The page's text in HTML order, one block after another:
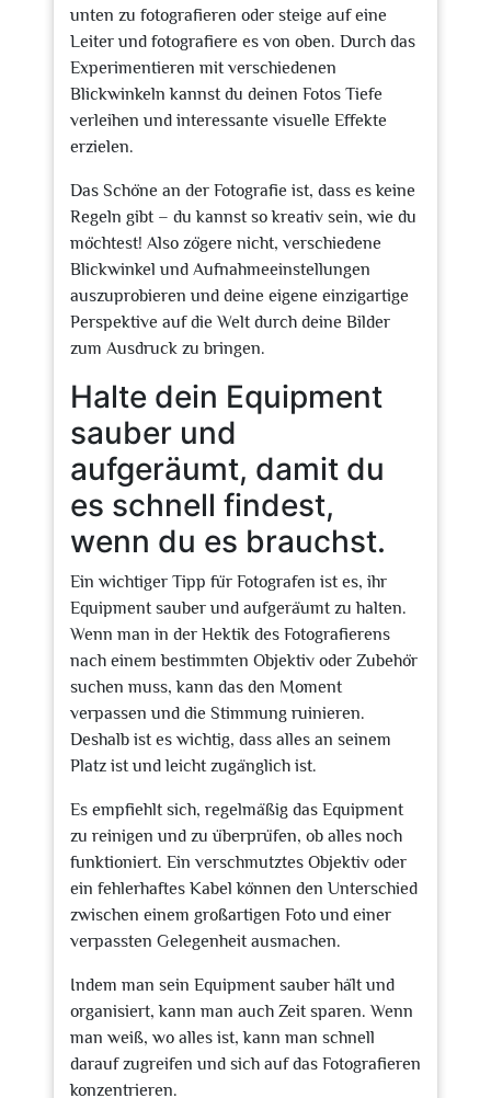
unten zu fotografieren oder steige auf eine
Leiter und fotografiere es von oben. Durch das
Experimentieren mit verschiedenen
Blickwinkeln kannst du deinen Fotos Tiefe
verleihen und interessante visuelle Effekte
erzielen.
Das Schöne an der Fotografie ist, dass es keine
Regeln gibt – du kannst so kreativ sein, wie du
möchtest! Also zögere nicht, verschiedene
Blickwinkel und Aufnahmeeinstellungen
auszuprobieren und deine eigene einzigartige
Perspektive auf die Welt durch deine Bilder
zum Ausdruck zu bringen.
Halte dein Equipment
sauber und
aufgeräumt, damit du
es schnell findest,
wenn du es brauchst.
Ein wichtiger Tipp für Fotografen ist es, ihr
Equipment sauber und aufgeräumt zu halten.
Wenn man in der Hektik des Fotografierens
nach einem bestimmten Objektiv oder Zubehör
suchen muss, kann das den Moment
verpassen und die Stimmung ruinieren.
Deshalb ist es wichtig, dass alles an seinem
Platz ist und leicht zugänglich ist.
Es empfiehlt sich, regelmäßig das Equipment
zu reinigen und zu überprüfen, ob alles noch
funktioniert. Ein verschmutztes Objektiv oder
ein fehlerhaftes Kabel können den Unterschied
zwischen einem großartigen Foto und einer
verpassten Gelegenheit ausmachen.
Indem man sein Equipment sauber hält und
organisiert, kann man auch Zeit sparen. Wenn
man weiß, wo alles ist, kann man schnell
darauf zugreifen und sich auf das Fotografieren
konzentrieren.